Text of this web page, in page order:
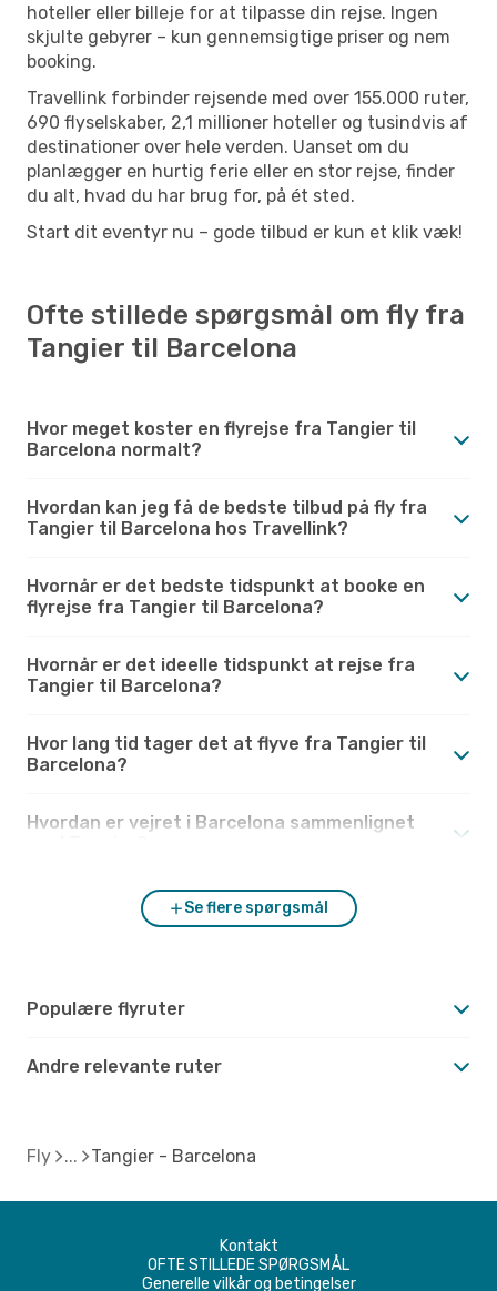
hoteller eller billeje for at tilpasse din rejse. Ingen
skjulte gebyrer – kun gennemsigtige priser og nem
booking.
Travellink forbinder rejsende med over 155.000 ruter,
690 flyselskaber, 2,1 millioner hoteller og tusindvis af
destinationer over hele verden. Uanset om du
planlægger en hurtig ferie eller en stor rejse, finder
du alt, hvad du har brug for, på ét sted.
Start dit eventyr nu – gode tilbud er kun et klik væk!
Ofte stillede spørgsmål om fly fra
Tangier til Barcelona
Hvor meget koster en flyrejse fra Tangier til
Barcelona normalt?
Hvordan kan jeg få de bedste tilbud på fly fra
Tangier til Barcelona hos Travellink?
Hvornår er det bedste tidspunkt at booke en
flyrejse fra Tangier til Barcelona?
Hvornår er det ideelle tidspunkt at rejse fra
Tangier til Barcelona?
Hvor lang tid tager det at flyve fra Tangier til
Barcelona?
Hvordan er vejret i Barcelona sammenlignet
Se flere spørgsmål
Populære flyruter
Andre relevante ruter
Fly Tangier - Barcelona
Kontakt
OFTE STILLEDE SPØRGSMÅL
Generelle vilkår og betingelser